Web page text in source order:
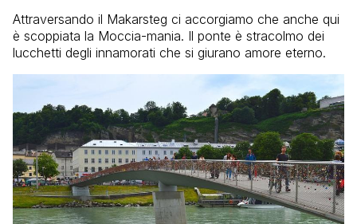
Attraversando il Makarsteg ci accorgiamo che anche qui
è scoppiata la Moccia-mania. Il ponte è stracolmo dei
lucchetti degli innamorati che si giurano amore eterno.